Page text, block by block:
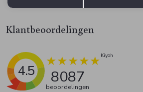
Klantbeoordelingen
4.5 8087
beoordelingen